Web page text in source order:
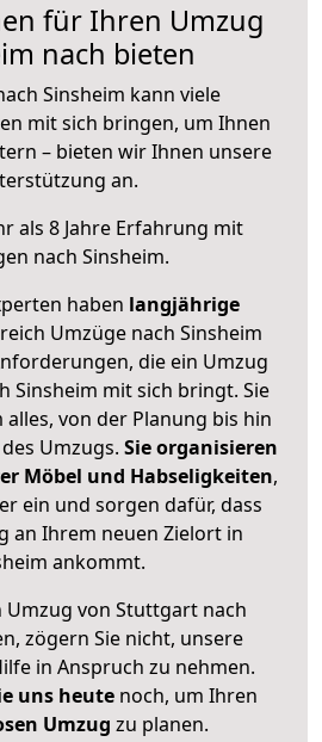
für Ihren Umzug
nach bieten
Sinsheim kann viele
mit sich bringen, um Ihnen
– bieten wir Ihnen unsere
an.
als 8 Jahre Erfahrung mit
nach Sinsheim.
haben langjährige
Umzüge nach Sinsheim
die ein Umzug
Sinsheim mit sich bringt. Sie
von der Planung bis hin
Umzugs. Sie organisieren
Möbel und Habseligkeiten,
ein und sorgen dafür, dass
an Ihrem neuen Zielort in
ankommt.
Umzug von Stuttgart nach
zögern Sie nicht, unsere
in Anspruch zu nehmen.
uns heutenoch, um Ihren
Umzug zu planen.